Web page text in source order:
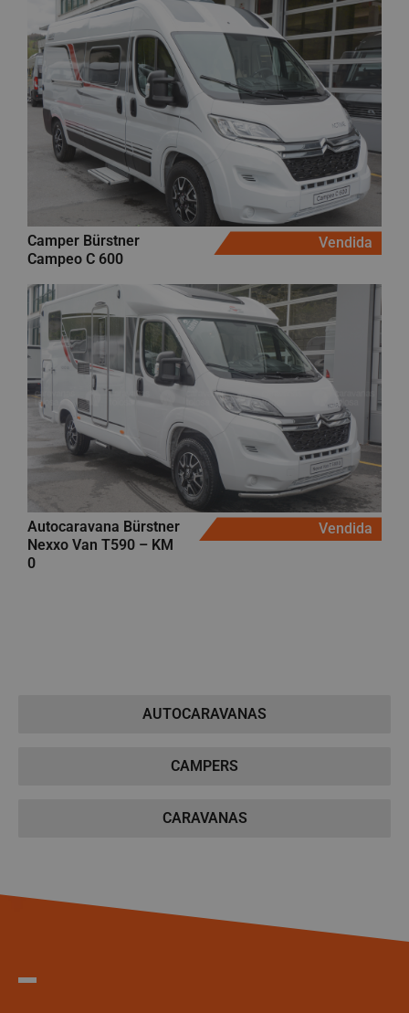
Camper Bürstner
Campeo C 600
Vendida
Autocaravana Bürstner
Nexxo Van T590 – KM
0
Vendida
AUTOCARAVANAS
CAMPERS
CARAVANAS